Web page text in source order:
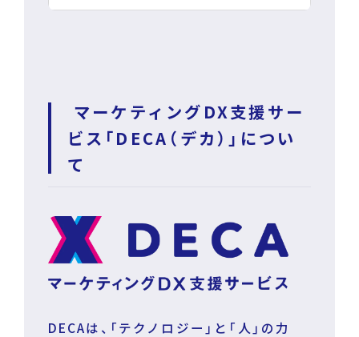
マーケティングDX支援サー
ビス「DECA（デカ）」につい
て
DECAは、「テクノロジー」と「人」の力